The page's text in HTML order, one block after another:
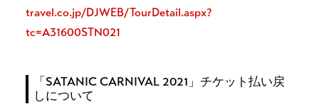
travel.co.jp/DJWEB/TourDetail.aspx?
tc=A31600STN021
「SATANIC CARNIVAL 2021」チケット払い戻
しについて